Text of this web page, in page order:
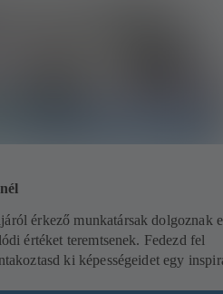
érkező munkatársak dolgoznak
értéket teremtsenek. Fedezd fel
ki képességeidet egy